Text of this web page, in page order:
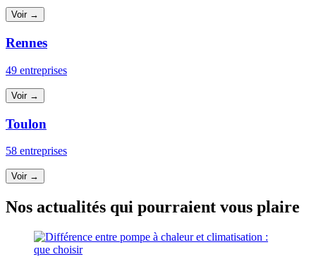
Voir →
Rennes
49 entreprises
Voir →
Toulon
58 entreprises
Voir →
Nos actualités qui pourraient vous plaire